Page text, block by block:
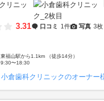
3.31 口コミ 1件 写真 3枚
東福山駅から1.1km （徒歩14分）
9:30〜18:30
小倉歯科クリニックのオーナー